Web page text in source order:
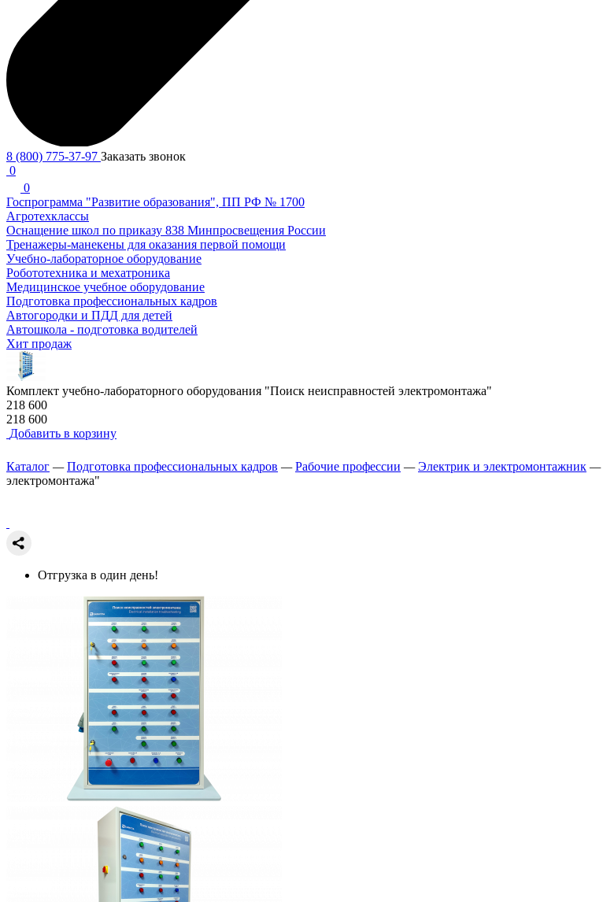
8 (800) 775-37-97 Заказать звонок
0
0
Госпрограмма "Развитие образования", ПП РФ № 1700
Агротехклассы
Оснащение школ по приказу 838 Минпросвещения России
Тренажеры-манекены для оказания первой помощи
Учебно-лабораторное оборудование
Робототехника и мехатроника
Медицинское учебное оборудование
Подготовка профессиональных кадров
Автогородки и ПДД для детей
Автошкола - подготовка водителей
Хит продаж
Комплект учебно-лабораторного оборудования "Поиск неисправностей электромонтажа"
218 600
218 600
Добавить в корзину
Каталог —Подготовка профессиональных кадров —Рабочие профессии —Электрик и электромонтажник —
электромонтажа"
Отгрузка в один день!